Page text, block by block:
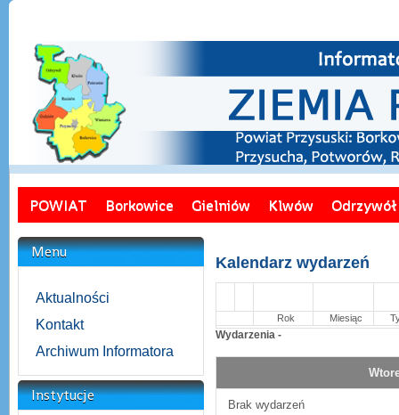
POWIAT Borkowice Gielniów Klwów Odrzywół
Menu
Aktualności
Kontakt
Archiwum Informatora
Instytucje
Kalendarz wydarzeń
Rok Miesiąc
Wydarzenia -
Brak wydarzeń